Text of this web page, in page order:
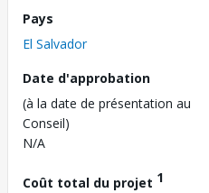
Pays
El Salvador
Date d'approbation
(à la date de présentation au
Conseil)
N/A
Coût total du projet 1